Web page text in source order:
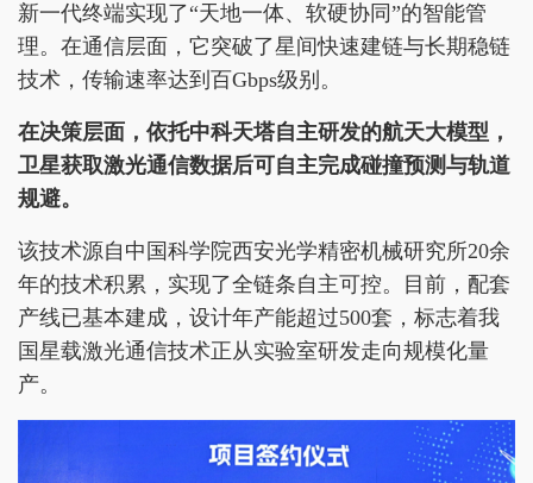
新一代终端实现了“天地一体、软硬协同”的智能管
理。在通信层面，它突破了星间快速建链与长期稳链
技术，传输速率达到百Gbps级别。
在决策层面，依托中科天塔自主研发的航天大模型，
卫星获取激光通信数据后可自主完成碰撞预测与轨道
规避。
该技术源自中国科学院西安光学精密机械研究所20余
年的技术积累，实现了全链条自主可控。目前，配套
产线已基本建成，设计年产能超过500套，标志着我
国星载激光通信技术正从实验室研发走向规模化量
产。